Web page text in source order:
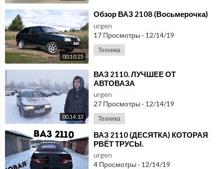
00:10:25
⁣Обзор ВАЗ 2108 (Восьмерочка)
urgen
17 Просмотры · 12/14/19
Техника
00:14:33
⁣ВАЗ 2110. ЛУЧШЕЕ ОТ
АВТОВАЗА
urgen
27 Просмотры · 12/14/19
Техника
⁣ВАЗ 2110 (ДЕСЯТКА) КОТОРАЯ
РВЁТ ТРУСЫ.
urgen
4 Просмотры · 12/14/19